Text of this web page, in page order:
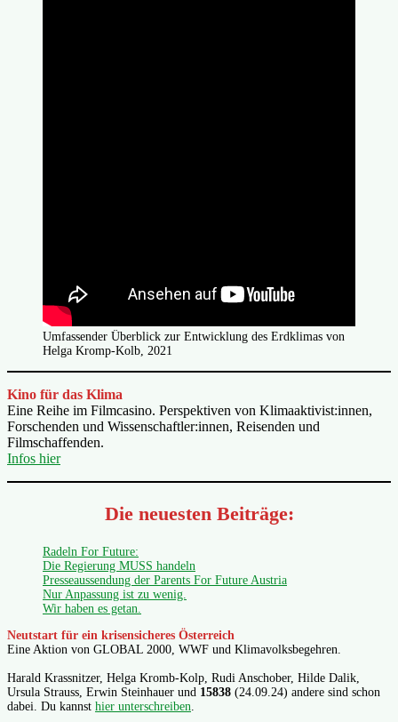
Umfassender Überblick zur Entwicklung des Erdklimas von
Helga Kromp-Kolb, 2021
Kino für das Klima
Eine Reihe im Filmcasino. Perspektiven von Klimaaktivist:innen,
Forschenden und Wissenschaftler:innen, Reisenden und
Filmschaffenden.
Infos hier
Die neuesten Beiträge:
Radeln For Future:
Die Regierung MUSS handeln
Presseaussendung der Parents For Future Austria
Nur Anpassung ist zu wenig.
Wir haben es getan.
Neutstart für ein krisensicheres Österreich
Eine Aktion von GLOBAL 2000, WWF und Klimavolksbegehren.
Harald Krassnitzer, Helga Kromb-Kolp, Rudi Anschober, Hilde Dalik,
Ursula Strauss, Erwin Steinhauer und 15838 (24.09.24) andere sind schon
dabei. Du kannst hier unterschreiben